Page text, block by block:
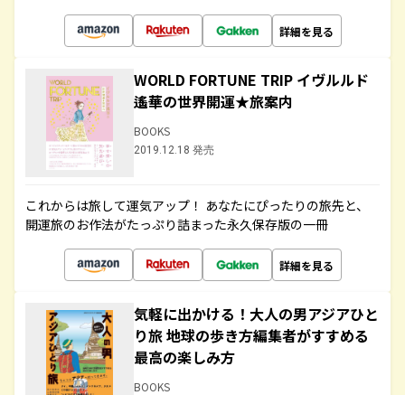
詳細を見る
WORLD FORTUNE TRIP イヴルルド
遙華の世界開運★旅案内
BOOKS
2019.12.18 発売
これからは旅して運気アップ！ あなたにぴったりの旅先と、
開運旅のお作法がたっぷり詰まった永久保存版の一冊
詳細を見る
気軽に出かける！大人の男アジアひと
り旅 地球の歩き方編集者がすすめる
最高の楽しみ方
BOOKS